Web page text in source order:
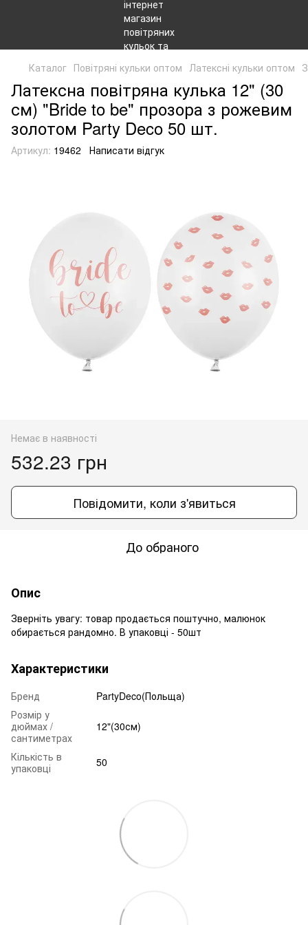
Каталог Повітряні кульки оптом Латексні кульки оптом
Латексна повітряна кулька 12" (30
см) "Bride to be" прозора з рожевим
золотом Party Deco 50 шт.
Артикул: 19462 Написати відгук
Немає в наявності
532.23 грн
Повідомити, коли з'явиться
До обраного
Опис
Зверніть увагу: товар продається поштучно, малюнок
обирається рандомно. В упаковці - 50шт
Характеристики
Бренд
PartyDeco(Польща)
Розмір у
дюймах /
сантиметрах
12"(30см)
Кількість в
упаковці
50